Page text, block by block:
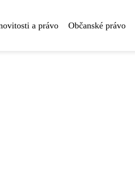
a právo Občanské právo